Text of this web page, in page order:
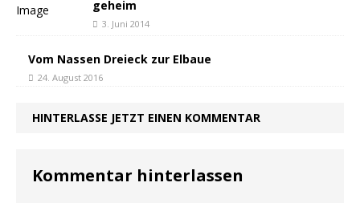
geheim
3. Juni 2014
Vom Nassen Dreieck zur Elbaue
24. August 2016
HINTERLASSE JETZT EINEN KOMMENTAR
Kommentar hinterlassen